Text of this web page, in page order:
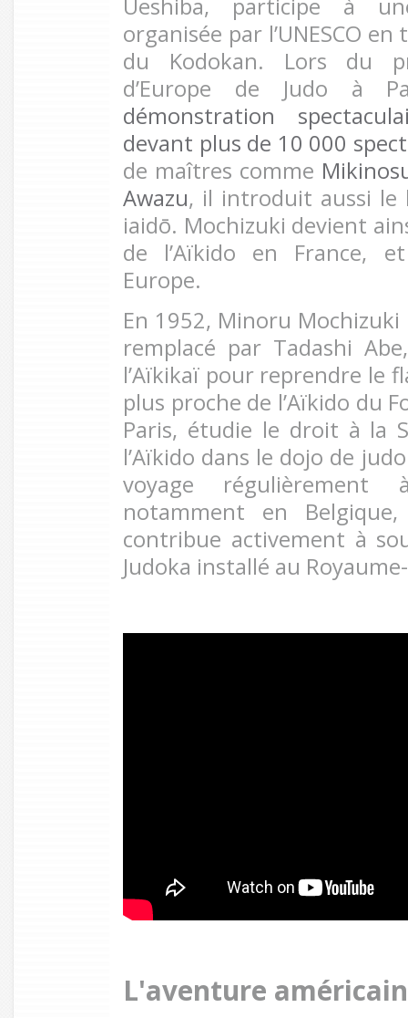
Ueshiba, participe à
organisée par l’UNESCO
du Kodokan. Lors du
d’Europe de Judo à
démonstration
devant plus de 10 000
de maîtres comme
Awazu, il introduit aussi le
iaidō. Mochizuki devient
de l’Aïkido en France,
Europe.
En 1952, Minoru
remplacé par Tadashi
l’Aïkikaï pour reprendre le
plus proche de l’Aïkido du
Paris, étudie le droit à la
l’Aïkido dans le dojo de
voyage régulièrement
notamment en
contribue activement à
Judoka installé au
L'aventure